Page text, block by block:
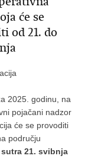
će se
od 21. do
2025. godinu, na
pojačani nadzor
će se provoditi
području
21. svibnja